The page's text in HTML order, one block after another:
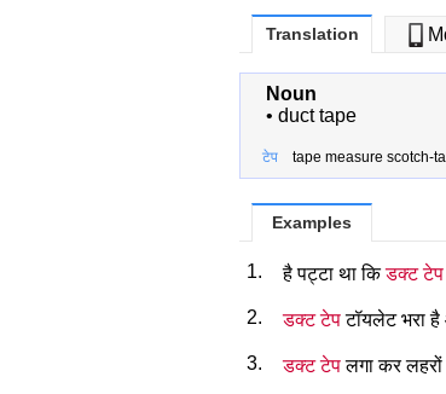
Translation
Noun
• duct tape
टेप tape measure scotch-
Examples
1. है पट्टा था किडक्ट टेप
2. डक्ट टेपटॉयलेट भरा
3. डक्ट टेपलगा कर